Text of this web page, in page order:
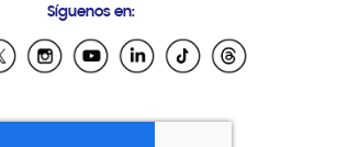
Samsung Ecuador
Samsung El Salvador
Samsung Honduras
Síguenos en: